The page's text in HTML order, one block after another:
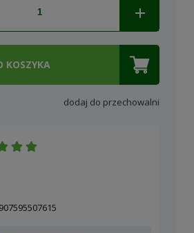
KOSZYKA
dodaj do przechowalni